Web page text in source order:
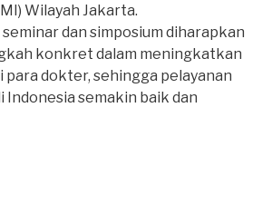
Wilayah Jakarta.
dan simposium diharapkan
konkret dalam meningkatkan
para dokter, sehingga pelayanan
Indonesia semakin baik dan